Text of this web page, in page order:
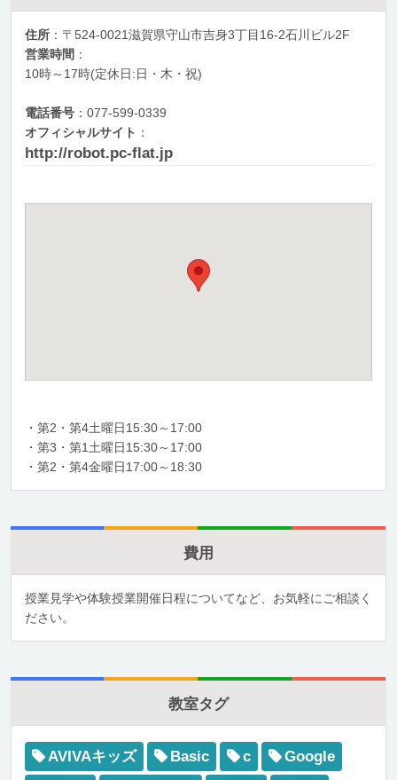
住所 ：〒524-0021滋賀県守山市吉身3丁目16-2石川ビル2F
営業時間 ：
10時～17時(定休日:日・木・祝)
電話番号 ：077-599-0339
オフィシャルサイト ：
http://robot.pc-flat.jp
・第2・第4土曜日15:30～17:00
・第3・第1土曜日15:30～17:00
・第2・第4金曜日17:00～18:30
費用
授業見学や体験授業開催日程についてなど、お気軽にご相談く
ださい。
教室タグ
AVIVAキッズ Basic c
Google